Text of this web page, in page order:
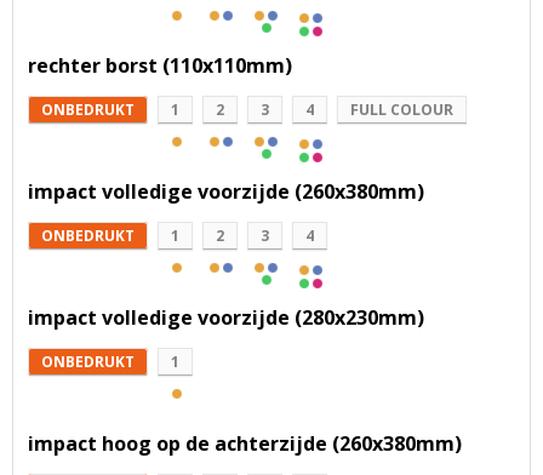
rechter borst (110x110mm)
ONBEDRUKT 1 2 3 4 FULL COLOUR
impact volledige voorzijde (260x380mm)
ONBEDRUKT 1 2 3 4
impact volledige voorzijde (280x230mm)
ONBEDRUKT 1
impact hoog op de achterzijde (260x380mm)